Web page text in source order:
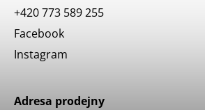
+420 773 589 255
Facebook
Instagram
Adresa prodejny